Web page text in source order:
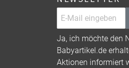
Ja, ich möchte den
Babyartikel.de
Aktionen informiert